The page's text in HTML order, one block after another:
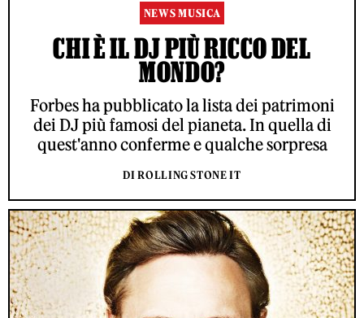
NEWS MUSICA
CHI È IL DJ PIÙ RICCO DEL
MONDO?
Forbes ha pubblicato la lista dei patrimoni
dei DJ più famosi del pianeta. In quella di
quest'anno conferme e qualche sorpresa
DI ROLLING STONE IT